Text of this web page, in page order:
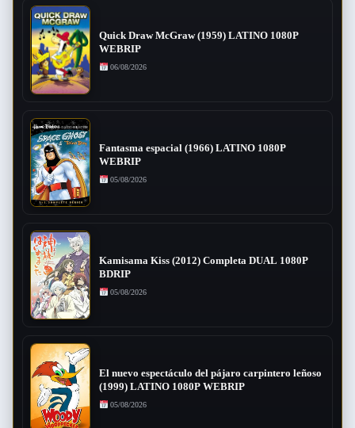
Quick Draw McGraw (1959) LATINO 1080P
WEBRIP
06/08/2026
Fantasma espacial (1966) LATINO 1080P
WEBRIP
05/08/2026
Kamisama Kiss (2012) Completa DUAL 1080P
BDRIP
05/08/2026
El nuevo espectáculo del pájaro carpintero leñoso
(1999) LATINO 1080P WEBRIP
05/08/2026